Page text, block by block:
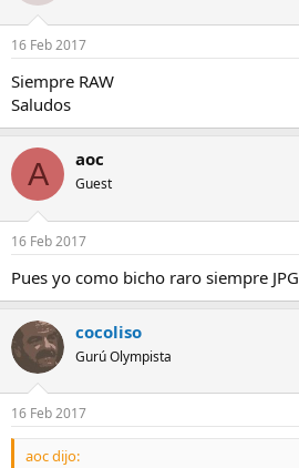
16 Feb 2017
Siempre RAW
Saludos
A aoc
Guest
16 Feb 2017
Pues yo como bicho raro siempre JPG
cocoliso
Gurú Olympista
16 Feb 2017
aoc dijo: